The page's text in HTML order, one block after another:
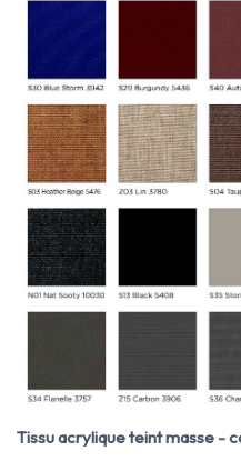
Tissu acrylique teint masse -